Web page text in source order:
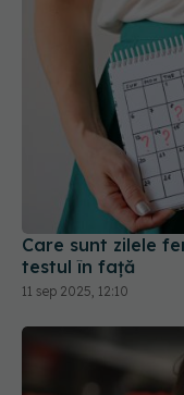
Care sunt zilele
testul în față
11 sep 2025, 12:10